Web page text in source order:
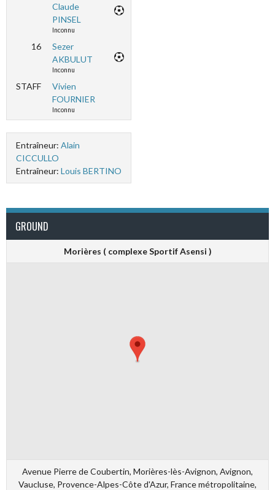
Claude
PINSEL
Inconnu
16
Sezer
AKBULUT
Inconnu
STAFF
Vivien
FOURNIER
Inconnu
Entraîneur: Alain
CICCULLO
Entraîneur: Louis BERTINO
GROUND
Morières ( complexe Sportif Asensi )
Avenue Pierre de Coubertin, Morières-lès-Avignon, Avignon,
Vaucluse, Provence-Alpes-Côte d'Azur, France métropolitaine,